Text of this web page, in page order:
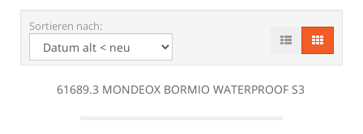
Sortieren nach:
61689.3 MONDEOX BORMIO WATERPROOF S3